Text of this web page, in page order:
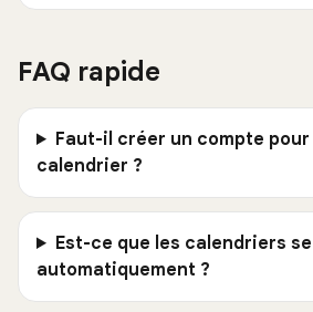
FAQ rapide
Faut-il créer un compte
calendrier ?
Est-ce que les calendriers
automatiquement ?